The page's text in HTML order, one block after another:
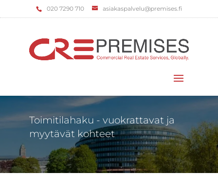
‌020 7290 710 asiakaspalvelu@premises.fi
Toimitilahaku - vuokrattavat ja
myytävät kohteet